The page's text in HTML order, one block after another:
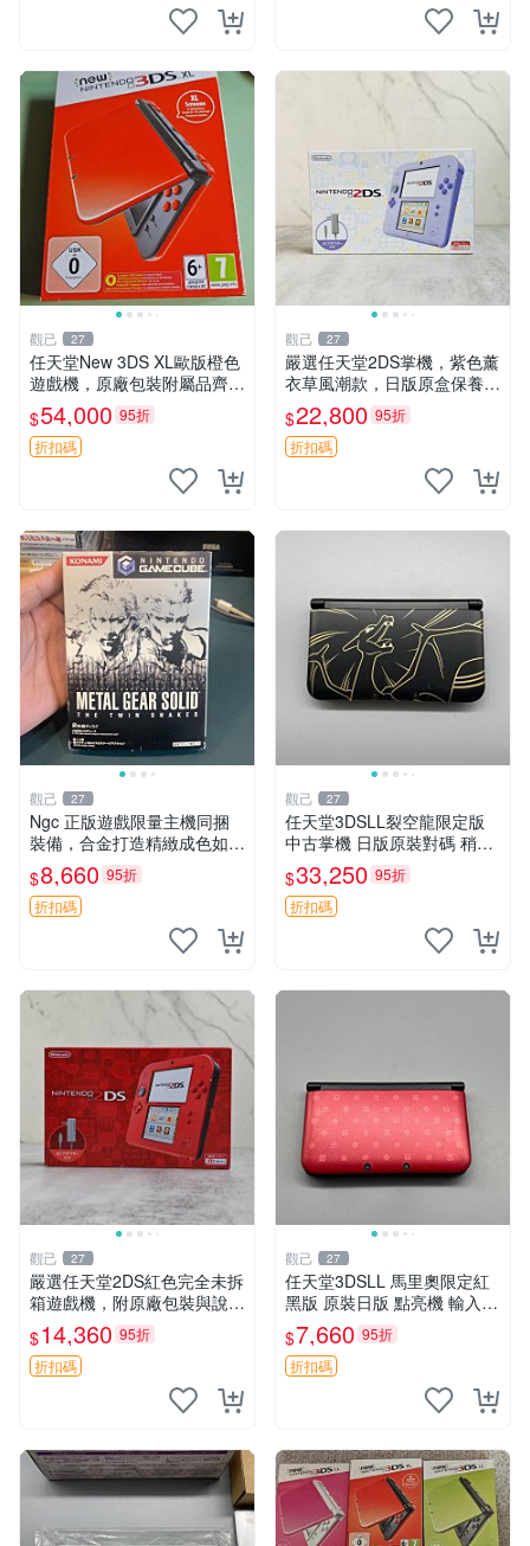
觀己 27
任天堂New 3DS XL歐版橙色
遊戲機，原廠包裝附屬品齊
全，螢幕清新人氣機種 新3D
S XL 歐版 測規 包裝完備
$54,000 95折
折扣碼
觀己 27
嚴選任天堂2DS掌機，紫色薰
衣草風潮款，日版原盒保養。
3DS手遊娛樂新體驗。 2DS
掌機 日版 游玩 便攜式
$22,800 95折
折扣碼
觀己 27
Ngc 正版遊戲限量主機同捆
裝備，合金打造精緻成色如實
同捆版合金裝備 游戲主機 軟
硬體套裝
$8,660 95折
折扣碼
觀己 27
任天堂3DSLL裂空龍限定版
中古掌機 日版原裝對碼 稍微
螢光 3D遊戲推薦 裂空龍 3D
SLL 日版 中古
$33,250 95折
折扣碼
觀己 27
嚴選任天堂2DS紅色完全未拆
箱遊戲機，附原廠包裝與說明
書 3DS掌機 日版 Nintendo嚴
選推薦 日文版 2DSLL
$14,360 95折
折扣碼
觀己 27
任天堂3DSLL 馬里奧限定紅
黑版 原裝日版 點亮機 輸入順
暢 屏幕清鮮 3DS LL 馬里歐
紅黑 版本
$7,660 95折
折扣碼